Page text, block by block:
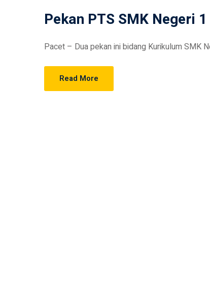
Pekan PTS SMK Negeri
Pacet – Dua pekan ini bidang Kurikulum SMK
Read More